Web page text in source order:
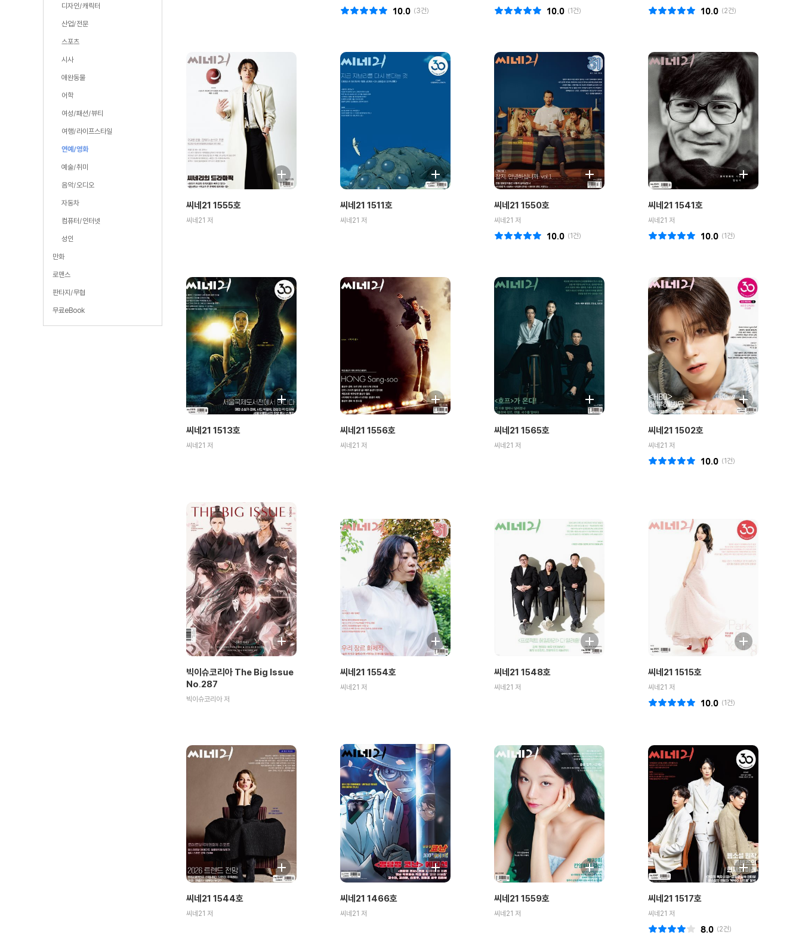
디자인/캐릭터
산업/전문
스포츠
시사
애완동물
어학
여성/패션/뷰티
여행/라이프스타일
연예/영화
예술/취미
음악/오디오
자동차
컴퓨터/인터넷
성인
만화
로맨스
판타지/무협
무료eBook
(3건)
10.0
(1건)
10.0
(2건)
10.0
씨네21 1555호
씨네21 저
씨네21 1511호
씨네21 저
씨네21 1550호
씨네21 저
(1건)
10.0
씨네21 1541호
씨네21 저
(1건)
10.0
씨네21 1513호
씨네21 저
씨네21 1556호
씨네21 저
씨네21 1565호
씨네21 저
씨네21 1502호
씨네21 저
(1건)
10.0
빅이슈코리아 The Big Issue
No.287
빅이슈코리아 저
씨네21 1554호
씨네21 저
씨네21 1548호
씨네21 저
씨네21 1515호
씨네21 저
(1건)
10.0
씨네21 1544호
씨네21 저
씨네21 1466호
씨네21 저
씨네21 1559호
씨네21 저
씨네21 1517호
씨네21 저
(2건)
8.0